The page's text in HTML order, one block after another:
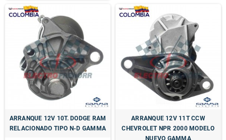
ARRANQUE 12V 10T. DODGE RAM
RELACIONADO TIPO N-D GAMMA
ARRANQUE 12V 11T CCW
CHEVROLET NPR 2000 MODELO
NUEVO GAMMA